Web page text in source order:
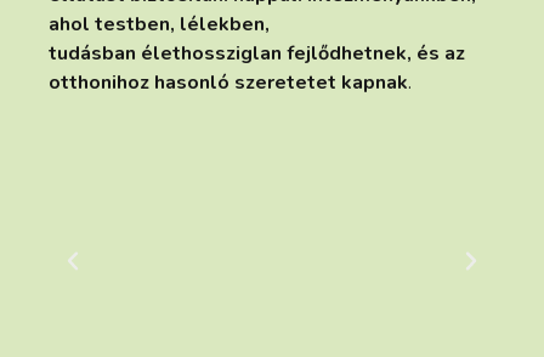
ahol testben, lélekben,
tudásban élethossziglan fejlődhetnek, és az
otthonihoz hasonló szeretetet kapnak.